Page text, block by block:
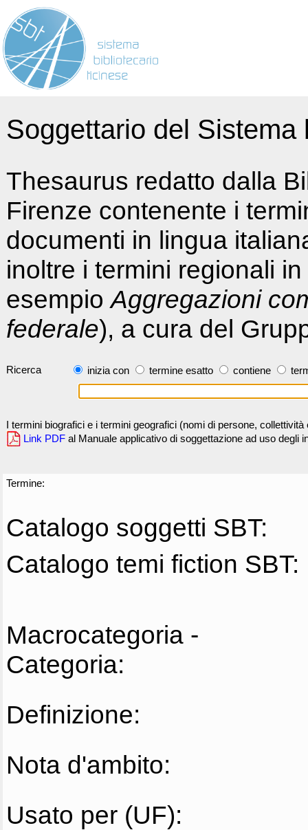
Soggettario del
Thesaurus redatto dalla
Firenze contenente i
documenti in lingua
inoltre i termini regionali
esempioAggregazioni
federale), a cura del
Ricerca inizia con termine esatto contiene
I termini biografici e i termini geografici (nomi di persone,
Link PDF al Manuale applicativo di soggettazione ad uso degli
Termine:
Catalogo soggetti SBT:
Catalogo temi fiction SBT:
Macrocategoria -
Categoria:
Definizione:
Nota d'ambito:
Usato per (UF):